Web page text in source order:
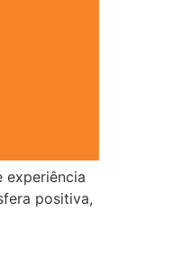
experiência
positiva,